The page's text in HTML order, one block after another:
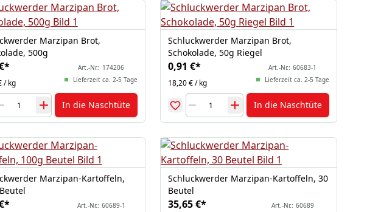
Marzipan Brot,
500g
*
/ kg
Art.-Nr.: 174206
Lieferzeit ca. 2-5 Tage
In die Naschtüte
Schluckwerder Marzipan Brot,
Schokolade, 50g Riegel
0,91 €*
18,20 € / kg
Art.-Nr.: 60683-1
Lieferzeit ca. 2-5 Tage
In die Naschtüte
Marzipan-Kartoffeln,
* Art.-Nr.: 60689-1
Schluckwerder Marzipan-Kartoffeln, 30
Beutel
35,65 €* Art.-Nr.: 60689